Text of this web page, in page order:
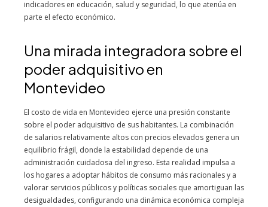
indicadores en educación, salud y seguridad, lo que atenúa en
parte el efecto económico.
Una mirada integradora sobre el
poder adquisitivo en
Montevideo
El costo de vida en Montevideo ejerce una presión constante
sobre el poder adquisitivo de sus habitantes. La combinación
de salarios relativamente altos con precios elevados genera un
equilibrio frágil, donde la estabilidad depende de una
administración cuidadosa del ingreso. Esta realidad impulsa a
los hogares a adoptar hábitos de consumo más racionales y a
valorar servicios públicos y políticas sociales que amortiguan las
desigualdades, configurando una dinámica económica compleja